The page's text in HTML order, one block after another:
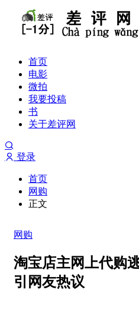
首页
电影
微拍
我要投稿
书
关于差评网
登录
首页
网购
正文
网购
淘宝店主网上代购
引网友热议